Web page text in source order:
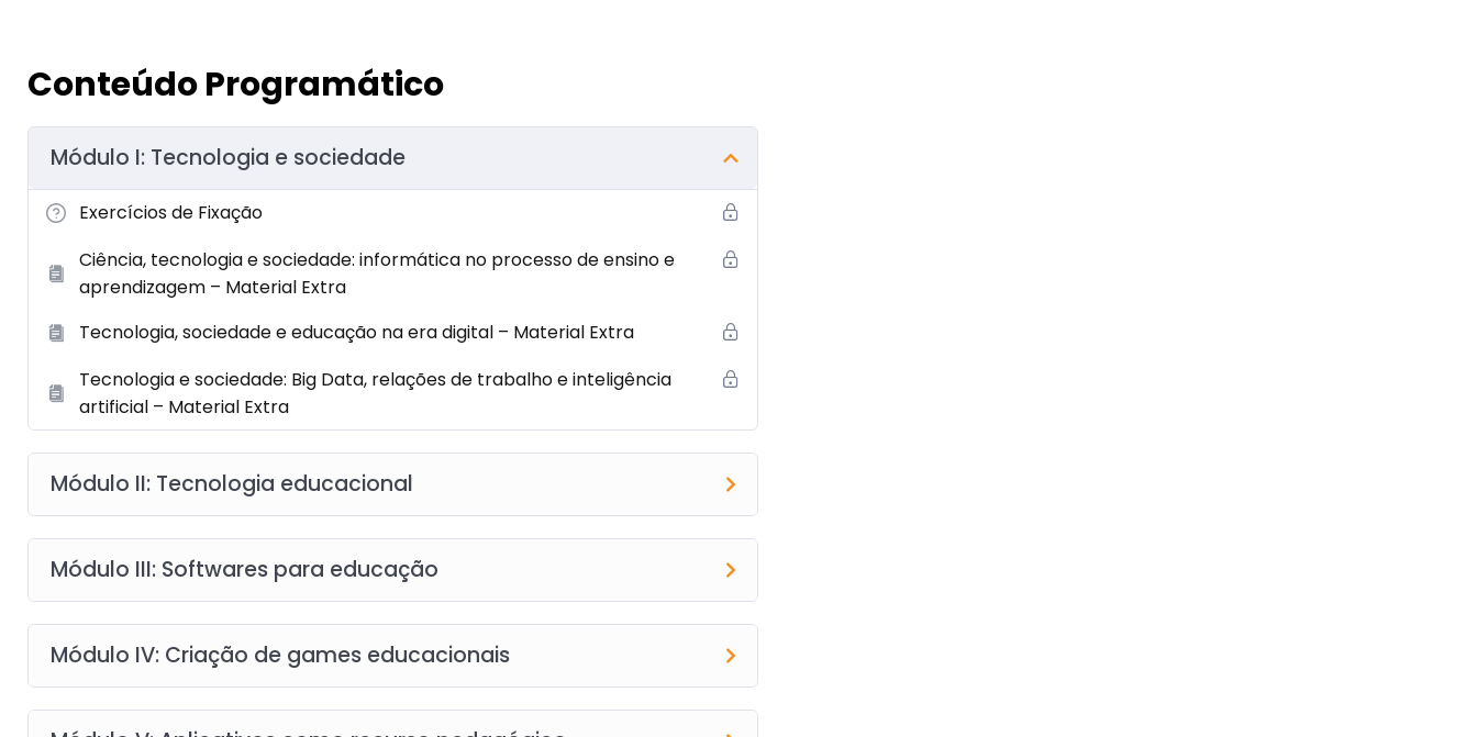
Conteúdo Programático
Módulo I: Tecnologia e sociedade
Exercícios de Fixação
Ciência, tecnologia e sociedade: informática no processo de ensino e
aprendizagem – Material Extra
Tecnologia, sociedade e educação na era digital – Material Extra
Tecnologia e sociedade: Big Data, relações de trabalho e inteligência
artificial – Material Extra
Módulo II: Tecnologia educacional
Módulo III: Softwares para educação
Módulo IV: Criação de games educacionais